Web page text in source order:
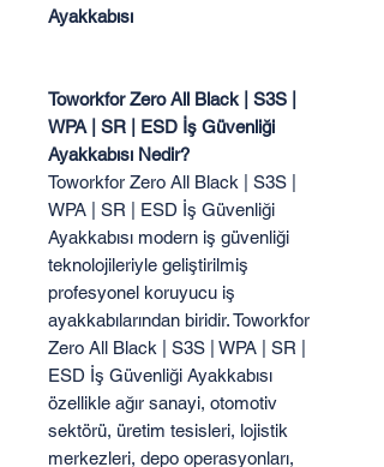
Ayakkabısı
Toworkfor Zero All Black | S3S |
WPA | SR | ESD İş Güvenliği
Ayakkabısı Nedir?
Toworkfor Zero All Black | S3S |
WPA | SR | ESD İş Güvenliği
Ayakkabısı modern iş güvenliği
teknolojileriyle geliştirilmiş
profesyonel koruyucu iş
ayakkabılarından biridir. Toworkfor
Zero All Black | S3S | WPA | SR |
ESD İş Güvenliği Ayakkabısı
özellikle ağır sanayi, otomotiv
sektörü, üretim tesisleri, lojistik
merkezleri, depo operasyonları,